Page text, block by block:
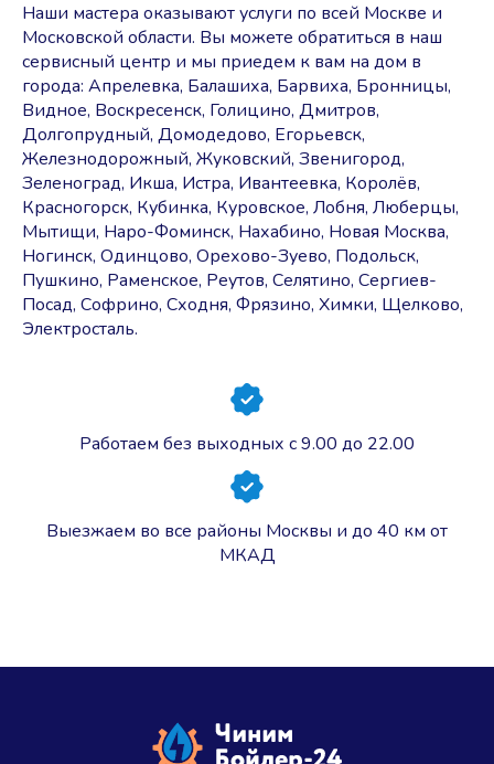
Наши мастера оказывают услуги по всей Москве и
Московской области. Вы можете обратиться в наш
сервисный центр и мы приедем к вам на дом в
города: Апрелевка, Балашиха, Барвиха, Бронницы,
Видное, Воскресенск, Голицино, Дмитров,
Долгопрудный, Домодедово, Егорьевск,
Железнодорожный, Жуковский, Звенигород,
Зеленоград, Икша, Истра, Ивантеевка, Королёв,
Красногорск, Кубинка, Куровское, Лобня, Люберцы,
Мытищи, Наро-Фоминск, Нахабино, Новая Москва,
Ногинск, Одинцово, Орехово-Зуево, Подольск,
Пушкино, Раменское, Реутов, Селятино, Сергиев-
Посад, Софрино, Сходня, Фрязино, Химки, Щелково,
Электросталь.
Работаем без выходных с 9.00 до 22.00
Выезжаем во все районы Москвы и до 40 км от
МКАД